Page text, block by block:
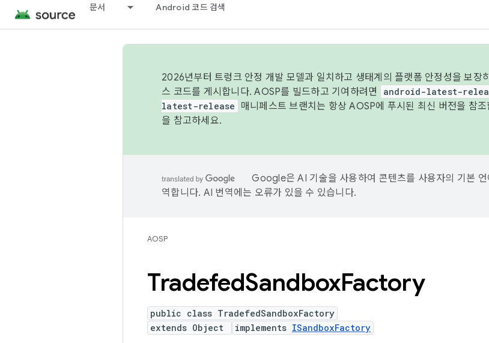
문서 Android 코드 검색
2026년부터 트렁크 안정 개발 모델과 일치하고 생태계의 플랫폼 안정성을 보장
스 코드를 게시합니다. AOSP를 빌드하고 기여하려면
android-latest-
latest-release
매니페스트 브랜치는 항상 AOSP에 푸시된 최신 버전을 참
을 참고하세요.
Google은 AI 기술을 사용하여 콘텐츠를 사용자의 기본 언
역합니다. AI 번역에는 오류가 있을 수 있습니다.
AOSP
TradefedSandboxFactory
public class TradefedSandboxFactory
extends Object
implements ISandboxFactory